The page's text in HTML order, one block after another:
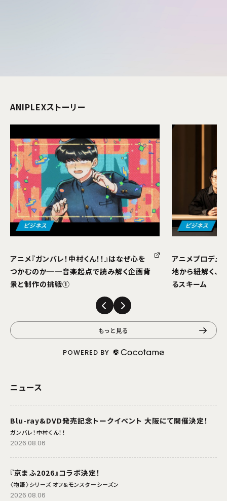
ANIPLEXストーリー
アニメ『ガンバレ！中村くん！！』はなぜ心を
つかむのか──音楽起点で読み解く企画背
景と制作の挑戦①
アニメプロデュ
地から紐解く、
るスキーム
もっと見る
POWERED BY
ニュース
Blu-ray&DVD発売記念トークイベント 大阪にて開催決定！
ガンバレ！中村くん！！
2026.08.06
『京まふ2026』コラボ決定！
〈物語〉シリーズ オフ&モンスターシーズン
2026.08.06